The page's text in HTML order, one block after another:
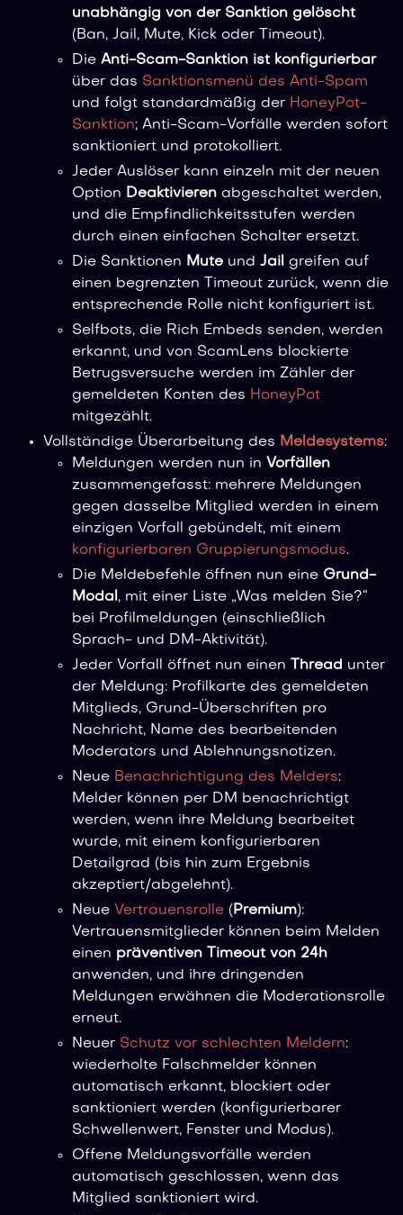
unabhängig von der Sanktion gelöscht
(Ban, Jail, Mute, Kick oder Timeout).
Die Anti-Scam-Sanktion ist konfigurierbar
über das Sanktionsmenü des Anti-Spam
und folgt standardmäßig der HoneyPot-
Sanktion; Anti-Scam-Vorfälle werden sofort
sanktioniert und protokolliert.
Jeder Auslöser kann einzeln mit der neuen
Option Deaktivieren abgeschaltet werden,
und die Empfindlichkeitsstufen werden
durch einen einfachen Schalter ersetzt.
Die Sanktionen Mute und Jail greifen auf
einen begrenzten Timeout zurück, wenn die
entsprechende Rolle nicht konfiguriert ist.
Selfbots, die Rich Embeds senden, werden
erkannt, und von ScamLens blockierte
Betrugsversuche werden im Zähler der
gemeldeten Konten des HoneyPot
mitgezählt.
Vollständige Überarbeitung des Meldesystems:
Meldungen werden nun in Vorfällen
zusammengefasst: mehrere Meldungen
gegen dasselbe Mitglied werden in einem
einzigen Vorfall gebündelt, mit einem
konfigurierbaren Gruppierungsmodus.
Die Meldebefehle öffnen nun eine Grund-
Modal, mit einer Liste „Was melden Sie?“
bei Profilmeldungen (einschließlich
Sprach- und DM-Aktivität).
Jeder Vorfall öffnet nun einen
Thread unter
der Meldung: Profilkarte des gemeldeten
Mitglieds, Grund-Überschriften pro
Nachricht, Name des bearbeitenden
Moderators und Ablehnungsnotizen.
Neue Benachrichtigung des Melders:
Melder können per DM benachrichtigt
werden, wenn ihre Meldung bearbeitet
wurde, mit einem konfigurierbaren
Detailgrad (bis hin zum Ergebnis
akzeptiert/abgelehnt).
Neue Vertrauensrolle (Premium):
Vertrauensmitglieder können beim Melden
einen präventiven Timeout von 24h
anwenden, und ihre dringenden
Meldungen erwähnen die Moderationsrolle
erneut.
Neuer Schutz vor schlechten Meldern:
wiederholte Falschmelder können
automatisch erkannt, blockiert oder
sanktioniert werden (konfigurierbarer
Schwellenwert, Fenster und Modus).
Offene Meldungsvorfälle werden
automatisch geschlossen, wenn das
Mitglied sanktioniert wird.